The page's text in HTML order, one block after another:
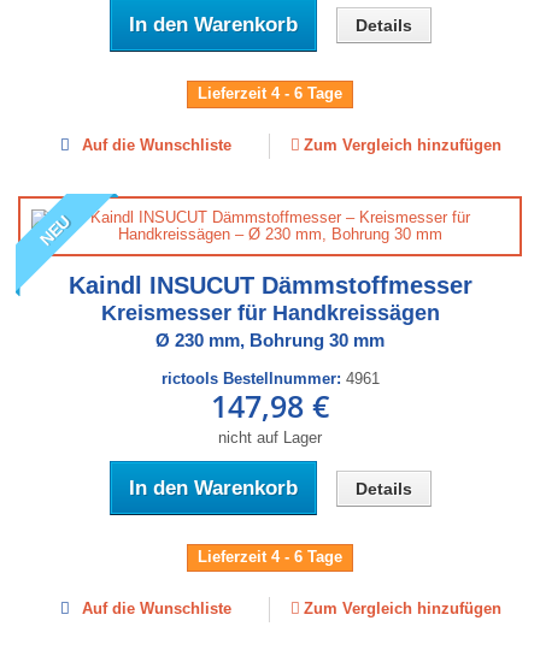
In den Warenkorb Details
Lieferzeit 4 - 6 Tage
Auf die Wunschliste Zum Vergleich hinzufügen
NEU
Kaindl INSUCUT Dämmstoffmesser
Kreismesser für Handkreissägen
Ø 230 mm, Bohrung 30 mm
rictools Bestellnummer: 4961
147,98 €
nicht auf Lager
In den Warenkorb Details
Lieferzeit 4 - 6 Tage
Auf die Wunschliste Zum Vergleich hinzufügen